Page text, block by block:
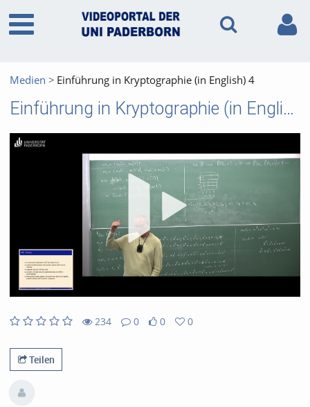
Medien Einführung in Kryptographie (in English) 4
Einführung in Kryptographie (in English) 4
234
views
0
Kommentare
0
likes
0
favorites
Teilen